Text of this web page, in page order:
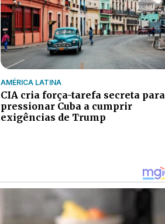
AMÉRICA LATINA
CIA cria força-tarefa secreta para
pressionar Cuba a cumprir
exigências de Trump